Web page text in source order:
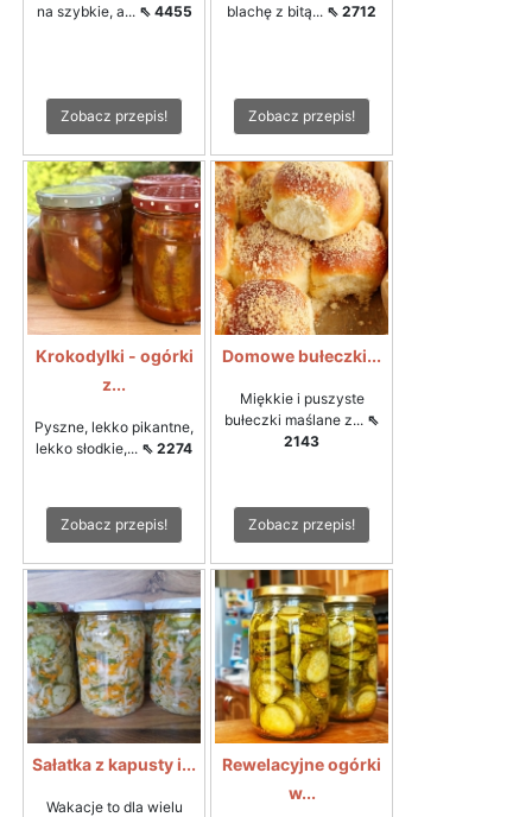
na szybkie, a... ⇖ 4455
Zobacz przepis!
blachę z bitą... ⇖ 2712
Zobacz przepis!
Krokodylki - ogórki
z...
Pyszne, lekko pikantne,
lekko słodkie,... ⇖ 2274
Zobacz przepis!
Domowe bułeczki...
Miękkie i puszyste
bułeczki maślane z... ⇖
2143
Zobacz przepis!
Sałatka z kapusty i...
Wakacje to dla wielu
Rewelacyjne ogórki
w...